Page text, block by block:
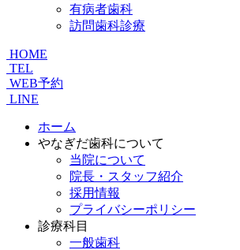
有病者歯科
訪問歯科診療
HOME
TEL
WEB予約
LINE
ホーム
やなぎだ歯科について
当院について
院長・スタッフ紹介
採用情報
プライバシーポリシー
診療科目
一般歯科